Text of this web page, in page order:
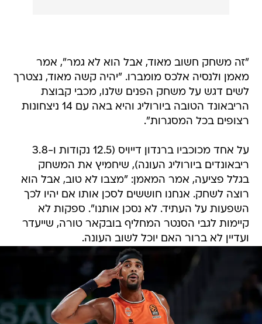
"זה משחק חשוב מאוד, אבל הוא לא גמר", אמר
מאמן ולנסיה אלכס מומברו. "יהיה קשה מאוד, נצטרך
לשים דגש על משחק הפנים שלנו, מכבי קבוצת
הריבאונד הטובה ביורוליג והיא באה עם 14 ניצחונות
רצופים בכל המסגרות".
על אחד מכוכביו ברנדון דייויס (12.5 נקודות ו-3.8
ריבאונדים ביורוליג העונה), שיחמיץ את המשחק
בגלל פציעה, אמר המאמן: "מצבו לא טוב, אבל הוא
רוצה לשחק. אנחנו חוששים לסכן אותו אם יהיו לכך
השפעות על העתיד. לא נסכן אותנו". ספקות לא
קיימות לגבי הסנטר המחליף בובקאר טורה, שייעדר
ועדיין לא ברור האם יוכל לשוב העונה.